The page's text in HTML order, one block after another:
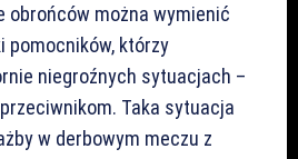
obrońców można wymienić
pomocników, którzy
niegroźnych sytuacjach –
Taka sytuacja
w derbowym meczu z